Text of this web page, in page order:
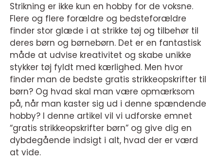
Strikning er ikke kun en hobby for de voksne.
Flere og flere forældre og bedsteforældre
finder stor glæde i at strikke tøj og tilbehør til
deres børn og børnebørn. Det er en fantastisk
måde at udvise kreativitet og skabe unikke
stykker tøj fyldt med kærlighed. Men hvor
finder man de bedste gratis strikkeopskrifter til
børn? Og hvad skal man være opmærksom
på, når man kaster sig ud i denne spændende
hobby? I denne artikel vil vi udforske emnet
“gratis strikkeopskrifter børn” og give dig en
dybdegående indsigt i alt, hvad der er værd
at vide.